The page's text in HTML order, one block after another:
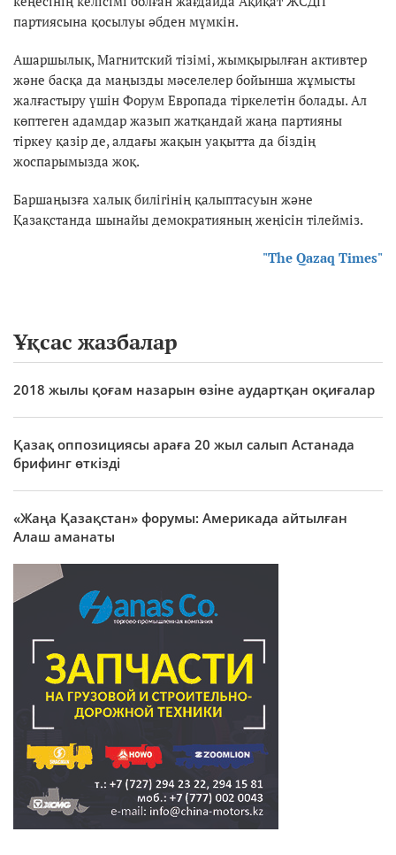
партиясына қосылуы әбден мүмкін.
Ашаршылық, Магнитский тізімі, жымқырылған активтер
және басқа да маңызды мәселелер бойынша жұмысты
жалғастыру үшін Форум Европада тіркелетін болады. Ал
көптеген адамдар жазып жатқандай жаңа партияны
тіркеу қазір де, алдағы жақын уақытта да біздің
жоспарымызда жоқ.
Баршаңызға халық билігінің қалыптасуын және
Қазақстанда шынайы демократияның жеңісін тілейміз.
"The Qazaq Times"
Ұқсас жазбалар
2018 жылы қоғам назарын өзіне аудартқан оқиғалар
Қазақ оппозициясы араға 20 жыл салып Астанада
брифинг өткізді
«Жаңа Қазақстан» форумы: Америкада айтылған
Алаш аманаты